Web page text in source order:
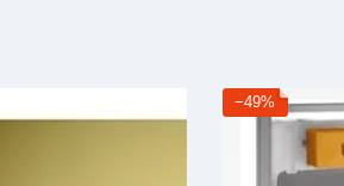
−49%